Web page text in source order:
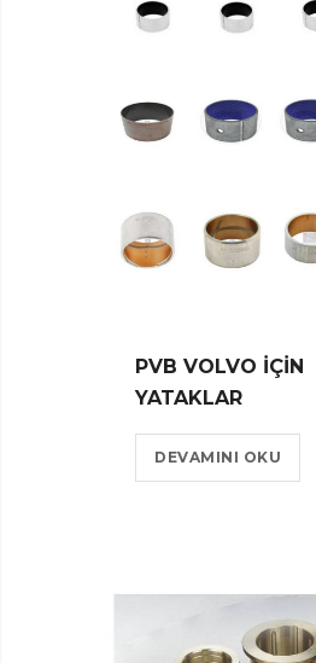
PVB VOLVO IÇIN
YATAKLAR
DEVAMINI OKU